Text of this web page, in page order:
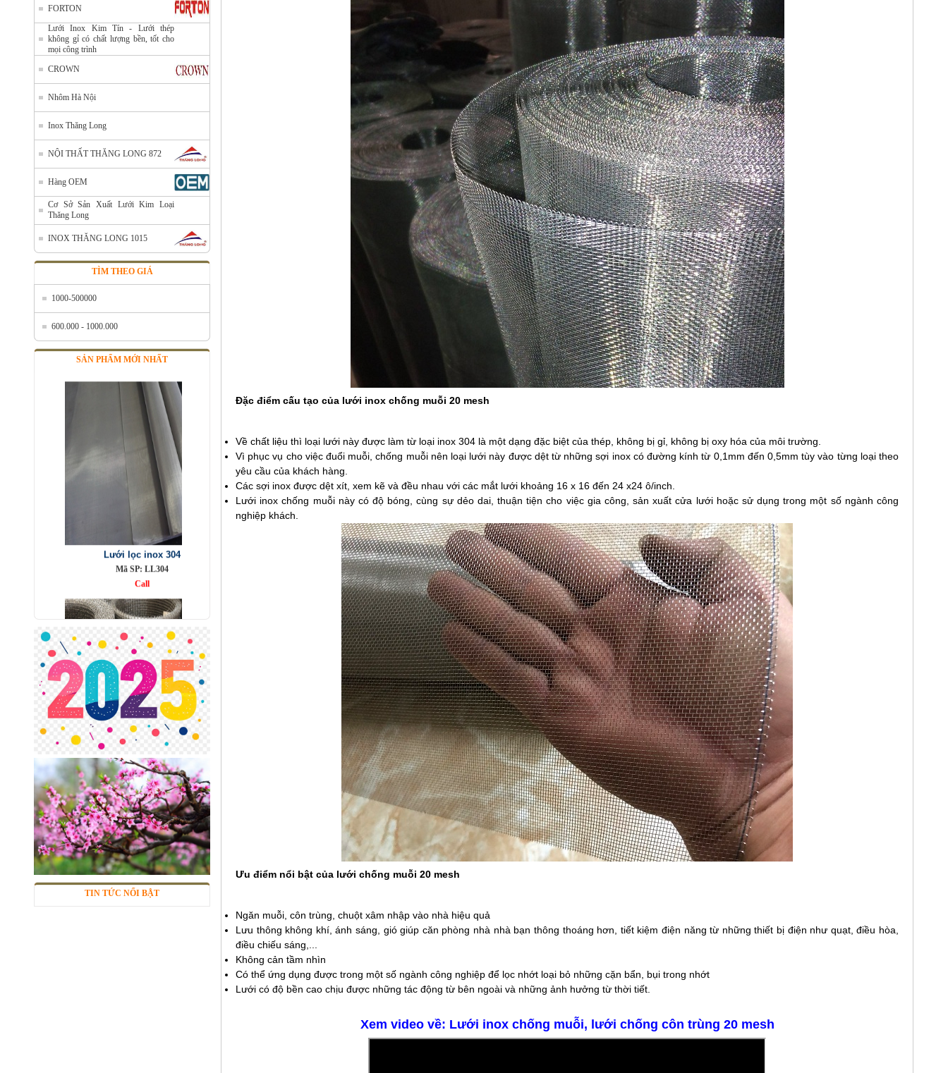
FORTON
Lưới Inox Kim Tín - Lưới thép
không gỉ có chất lượng bền, tốt cho
mọi công trình
CROWN
Nhôm Hà Nội
Inox Thăng Long
NỘI THẤT THĂNG LONG 872
Hàng OEM
Cơ Sở Sản Xuất Lưới Kim Loại
Thăng Long
INOX THĂNG LONG 1015
TÌM THEO GIÁ
1000-500000
600.000 - 1000.000
SẢN PHẨM MỚI NHẤT
Bán lưới inox tại Hà Nội
Lưới lọc inox 304
Mã SP: LL304
Call
Lưới inox đan ô 7x7mm 304 TLG
Thăng Long khổ 1m
285.000 đ
TIN TỨC NỔI BẬT
Đặc điểm cấu tạo của lưới inox chống muỗi 20 mesh
Về chất liệu thì loại lưới này được làm từ loại inox 304 là một dạng đặc biệt của thép, không bị gỉ, không bị oxy hóa của môi trường.
Vì phục vụ cho việc đuổi muỗi, chống muỗi nên loại lưới này được dệt từ những sợi inox có đường kính từ 0,1mm đến 0,5mm tùy vào từng loại theo
yêu cầu của khách hàng.
Các sợi inox được dệt xít, xem kẽ và đều nhau với các mắt lưới khoảng 16 x 16 đến 24 x24 ô/inch.
Lưới inox chống muỗi này có độ bóng, cùng sự dẻo dai, thuận tiện cho việc gia công, sản xuất cửa lưới hoặc sử dụng trong một số ngành công
nghiệp khách.
Ưu điểm nổi bật của lưới chống muỗi 20 mesh
Ngăn muỗi, côn trùng, chuột xâm nhập vào nhà hiệu quả
Lưu thông không khí, ánh sáng, gió giúp căn phòng nhà nhà bạn thông thoáng hơn, tiết kiệm điện năng từ những thiết bị điện như quạt, điều hòa,
điều chiếu sáng,...
Không cản tầm nhìn
Có thể ứng dụng được trong một số ngành công nghiệp để lọc nhớt loại bỏ những cặn bẩn, bụi trong nhớt
Lưới có độ bền cao chịu được những tác động từ bên ngoài và những ảnh hưởng từ thời tiết.
Xem video về: Lưới inox chống muỗi, lưới chống côn trùng 20 mesh